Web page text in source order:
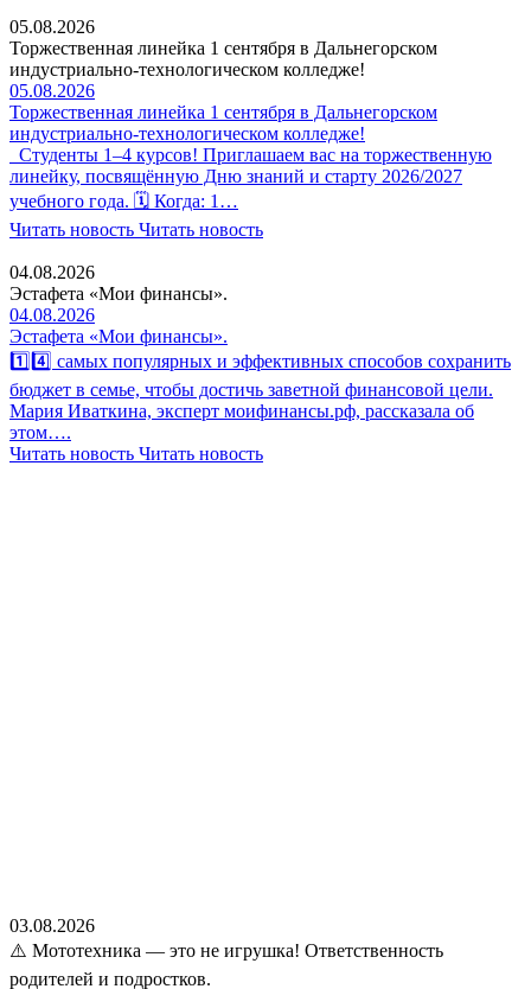
05.08.2026
Торжественная линейка 1 сентября в Дальнегорском
индустриально-технологическом колледже!
05.08.2026
Торжественная линейка 1 сентября в Дальнегорском
индустриально-технологическом колледже!
Студенты 1–4 курсов! Приглашаем вас на торжественную
линейку, посвящённую Дню знаний и старту 2026/2027
учебного года. 🗓 Когда: 1…
Читать новость Читать новость
04.08.2026
Эстафета «Мои финансы».
04.08.2026
Эстафета «Мои финансы».
1️⃣4️⃣ самых популярных и эффективных способов сохранить
бюджет в семье, чтобы достичь заветной финансовой цели.
Мария Иваткина, эксперт моифинансы.рф, рассказала об
этом….
Читать новость Читать новость
03.08.2026
⚠️ Мототехника — это не игрушка! Ответственность
родителей и подростков.